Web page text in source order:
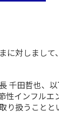
対しまして
千田哲也、
インフル
扱うことと